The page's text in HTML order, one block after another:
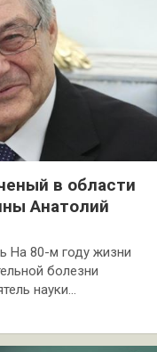
в области
Анатолий
На 80-м году жизни
болезни
науки…